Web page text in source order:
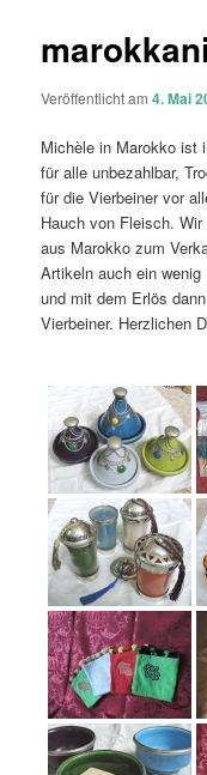
Veröffentlicht am4. Mai
Michèle in Marokko ist
für alle unbezahlbar,
für die Vierbeiner vor
Hauch von Fleisch.
aus Marokko zum
Artikeln auch ein
und mit dem Erlös
Vierbeiner. Herzlichen